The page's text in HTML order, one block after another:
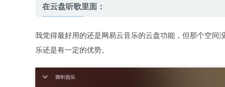
在云盘听歌里面：
我觉得最好用的还是网易云音乐的云盘功能，但那个空
乐还是有一定的优势。